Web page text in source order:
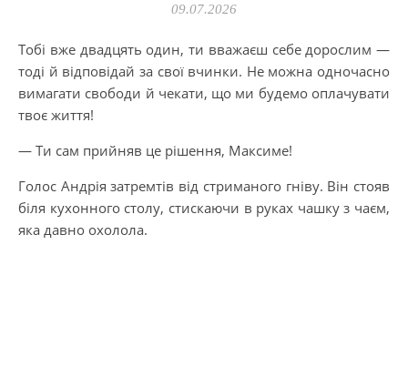
09.07.2026
Тобі вже двадцять один, ти вважаєш себе дорослим —
тоді й відповідай за свої вчинки. Не можна одночасно
вимагати свободи й чекати, що ми будемо оплачувати
твоє життя!
— Ти сам прийняв це рішення, Максиме!
Голос Андрія затремтів від стриманого гніву. Він стояв
біля кухонного столу, стискаючи в руках чашку з чаєм,
яка давно охолола.